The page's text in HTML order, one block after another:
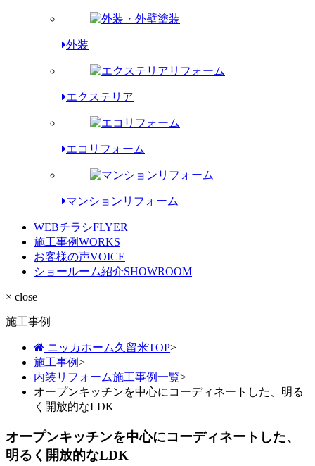
外装
エクステリア
エコリフォーム
マンションリフォーム
WEBチラシFLYER
施工事例WORKS
お客様の声VOICE
ショールーム紹介SHOWROOM
× close
施工事例
ニッカホーム久留米TOP>
施工事例>
内装リフォーム施工事例一覧>
オープンキッチンを中心にコーディネートした、明る
く開放的なLDK
オープンキッチンを中心にコーディネートした、
明るく開放的なLDK